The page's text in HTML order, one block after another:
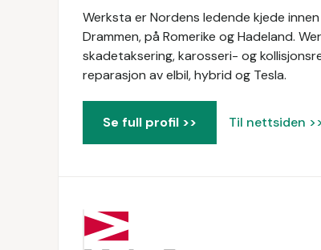
Werksta er Nordens ledende kjede
Drammen, på Romerike og Hadeland.
skadetaksering, karosseri- og
reparasjon av elbil, hybrid og Tesla.
Se full profil >> Til nettsiden